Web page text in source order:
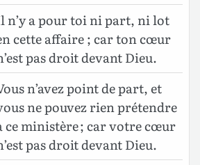
n’y a pour toi ni part, ni lot
cette affaire ; car ton cœur
pas droit devant Dieu.
n’avez point de part, et
ne pouvez rien prétendre
ce ministère ; car votre cœur
pas droit devant Dieu.